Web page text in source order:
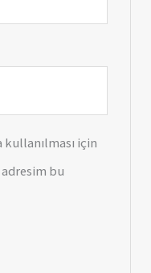
için
bu